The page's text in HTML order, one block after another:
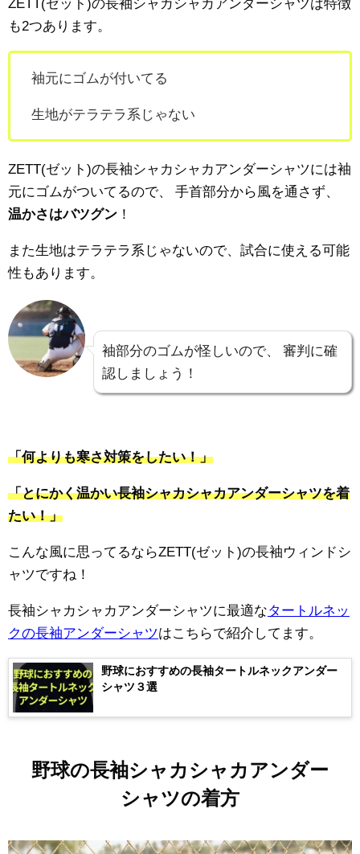
ZETT(ゼット)の長袖シャカシャカアンダーシャツは特徴
も2つあります。
袖元にゴムが付いてる
生地がテラテラ系じゃない
ZETT(ゼット)の長袖シャカシャカアンダーシャツには袖
元にゴムがついてるので、
手首部分から風を通さず、
温かさはバツグン ！
また生地はテラテラ系じゃないので、試合に使える可能
性もあります。
袖部分のゴムが怪しいので、
審判に確
認しましょう！
「何よりも寒さ対策をしたい！」
「とにかく温かい長袖シャカシャカアンダーシャツを着
たい！」
こんな風に思ってるならZETT(ゼット)の長袖ウィンドシ
ャツですね！
長袖シャカシャカアンダーシャツに最適なタートルネッ
クの長袖アンダーシャツはこちらで紹介してます。
野球におすすめの長袖タートルネックアンダー
シャツ３選
野球の長袖シャカシャカアンダー
シャツの着方